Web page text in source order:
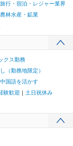
旅行・宿泊・レジャー業界
農林水産・鉱業
クス勤務
（勤務地限定）
中国語を活かす
験歓迎
土日祝休み